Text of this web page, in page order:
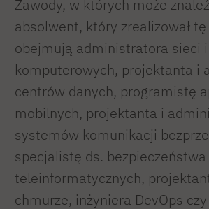
Zawody, w których może
absolwent, który zrealizował
obejmują administratora sieci
komputerowych, projektanta i
centrów danych, programistę
mobilnych, projektanta i
systemów komunikacji
specjalistę ds.
teleinformatycznych,
chmurze, inżyniera DevOps